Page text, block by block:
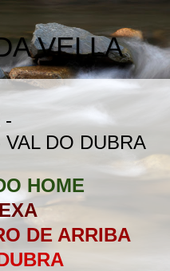
VELLA
-
DO DUBRA
HOME
DE ARRIBA